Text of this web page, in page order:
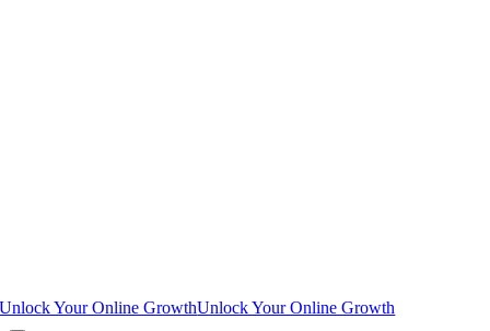
Unlock Your Online GrowthUnlock Your Online Growth